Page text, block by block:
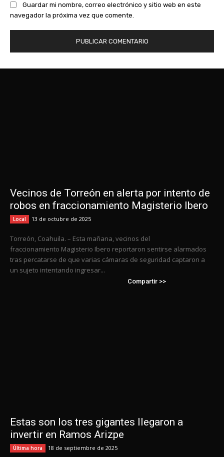
Guardar mi nombre, correo electrónico y sitio web en este
navegador la próxima vez que comente.
Vecinos de Torreón en alerta por intento de
robos en fraccionamiento Magisterio Ibero
Local 13 de octubre de 2025
Torreón, Coahuila. – Esta mañana, vecinos del
fraccionamiento Magisterio Ibero reportaron sentirse alarmados
tras percatarse de que varias cámaras de seguridad captaron a
un sujeto intentando ingresar...
Compartir >>
Estas son los tres gigantes llegaron a
invertir en Ramos Arizpe
Última hora 18 de septiembre de 2025